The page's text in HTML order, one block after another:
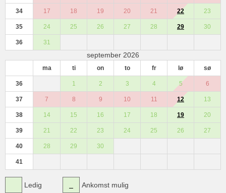
34 17 18 19 20 21 22 23
35 24 25 26 27 28 29 30
36 31
september 2026
ma ti on to fr lø sø
36 1 2 3 4 5 6
37 7 8 9 10 11 12 13
38 14 15 16 17 18 19 20
39 21 22 23 24 25 26 27
40 28 29 30
41
Ledig Ankomst mulig